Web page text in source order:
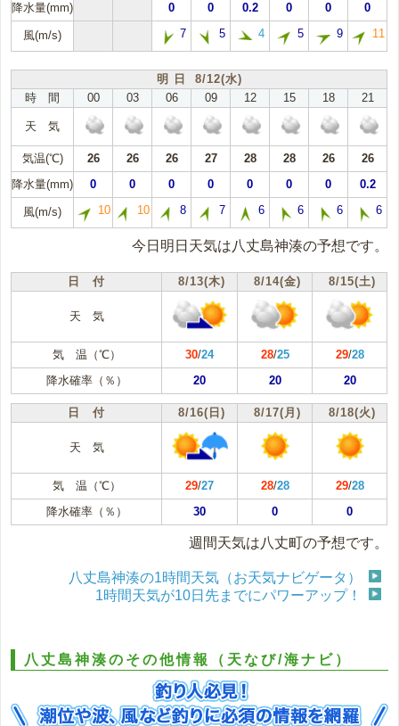
降水量(mm)
0 0 0.2 0 0 0
風(m/s) 7 5 4 5 9 11
明 日 8/12(水)
時 間
00 03 06 09 12 15 18 21
天 気
気温(℃) 26 26 26 27 28 28 26
26
降水量(mm)
0 0 0 0 0 0 0 0.2
風(m/s) 10 10 8 7 6 6 6 6
今日明日天気は八丈島神湊の予想です。
日 付 8/13(木) 8/14(金) 8/15(土)
天 気
気 温（℃） 30/24 28/25 29/28
降水確率（％）
20 20 20
日 付 8/16(日) 8/17(月) 8/18(火)
天 気
気 温（℃） 29/27 28/28 29/28
降水確率（％）
30 0 0
週間天気は八丈町の予想です。
八丈島神湊の1時間天気（お天気ナビゲータ）
1時間天気が10日先までにパワーアップ！
八丈島神湊のその他情報（天なび/海ナビ）